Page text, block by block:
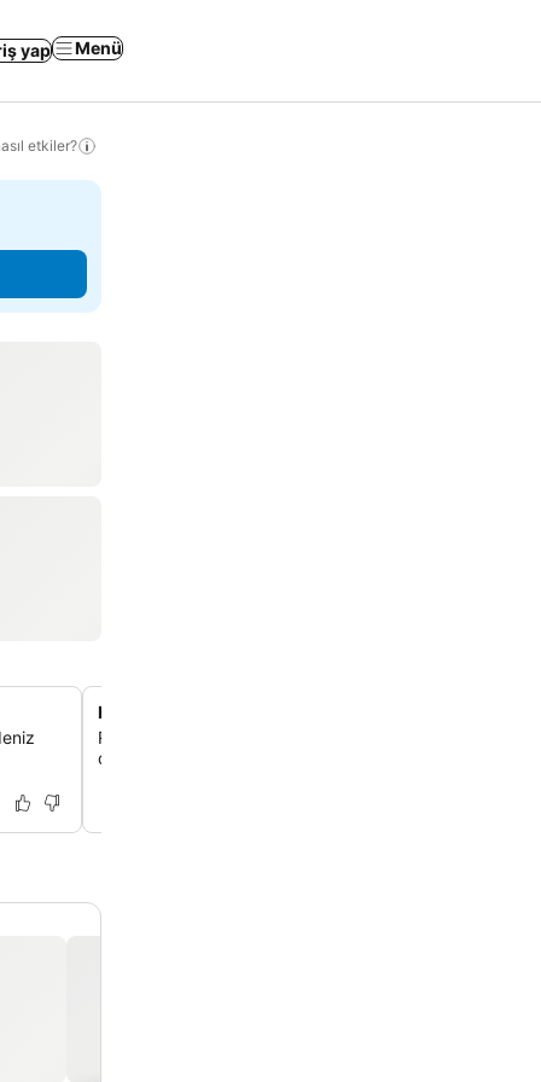
yap Menü
etkiler?
Rahatlatıcı havuz alanı
Rahatlamak için mükemmel olan konforlu şezlonglar ve
donatılmış güzel bahçe havuzu alanında dinlenebilirsin.